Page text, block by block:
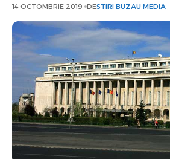
14 OCTOMBRIE 2019 DESTIRI BUZAU MEDIA